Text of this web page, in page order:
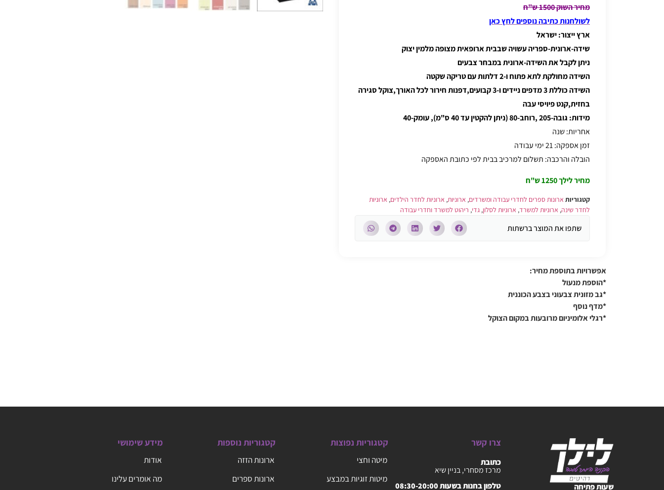
מחיר השוק 1500 ש"ח
לשולחנות כתיבה נוספים לחץ כאן
ארץ ייצור: ישראל
שידה-ארונית-ספריהעשויה שבבית ארופאית מצופה מלמין יצוק
ניתן לקבל את השידה-ארונית במבחר צבעים
השידה מחולקת לתא פתוח ו-2 דלתות עם טריקה שקטה
השידה כוללת 3 מדפים ניידים ו-3 קבועים,דפנות חירור לכל האורך,צוקל סגירה
בחזית,קנט פיויסי עבה
מידות: גובה-205 ,רוחב-80 (ניתן להקטין עד 40 ס"מ), עומק-40
אחריות: שנה
זמן אספקה: 21 ימי עבודה
הובלה והרכבה: תשלום למרכיב בבית לפי כתובת האספקה
מחיר לילך 1250 ש"ח
קטגוריות ארונות ספרים לחדרי עבודה ומשרדים, ארוניות, ארוניות לחדר הילדים, ארוניות
לחדר שינה, ארוניות למשרד, ארוניות לסלון, גדי, ריהוט למשרד וחדרי עבודה
שתפו את המוצר ברשתות
אפשרויות בתוספת מחיר:
*הוספת מנעול
*גב מזונית צבעוני בצבע הכוננית
*מדף נוסף
*רגלי אלומיניום מרובעות במקום הצוקל
שעות פתיחה
צרו קשר
כתובת
מרכז מסחרי, בניין שיא
טלפון בחנות בשעות 08:30-20:00
קטגוריות נפוצות
מיטה וחצי
מיטות זוגיות במבצע
קטגוריות נוספות
ארונות הזזה
ארונות ספרים
מידע שימושי
אודות
מה אומרים עלינו